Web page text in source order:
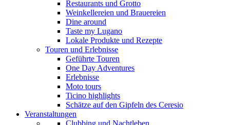
Restaurants und Grotto
Weinkellereien und Brauereien
Dine around
Taste my Lugano
Lokale Produkte und Rezepte
Touren und Erlebnisse
Geführte Touren
One Day Adventures
Erlebnisse
Moto tours
Ticino highlights
Schätze auf den Gipfeln des Ceresio
Veranstaltungen